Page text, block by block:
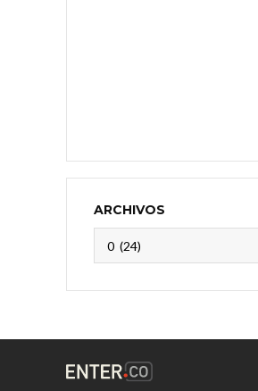
ARCHIVOS